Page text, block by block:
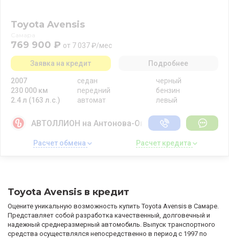
Toyota Avensis
Самара
769 900 ₽ от 7 037 ₽/мес
2007
230 000 км
2.4 л (163 л.с.)
седан
передний
автомат
черный
бензин
левый
Заявка на кредит Подробнее
АВТОЛЛИОН на Антонова-Овсеенко
Расчет обмена Расчет кредита
Toyota Avensis в кредит
Оцените уникальную возможность купить Toyota Avensis в Самаре.
Представляет собой разработка качественный, долговечный и
надежный среднеразмерный автомобиль. Выпуск транспортного
средства осуществлялся непосредственно в период с 1997 по